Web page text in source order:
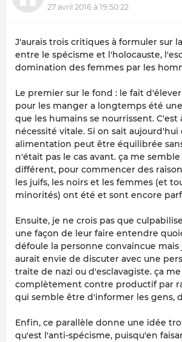
27 avril 2016 à 19:50:22
J'aurais trois critiques à formuler sur
entre le spécisme et l'holocauste,
domination des femmes par les
Le premier sur le fond : le fait
pour les manger a longtemps été
que les humains se nourrissent. C'est
nécessité vitale. Si on sait aujourd'hui
alimentation peut être équilibrée
n'était pas le cas avant. ça me
différent, pour commencer des
les juifs, les noirs et les femmes (et
minorités) ont été et sont encore
Ensuite, je ne crois pas que
une façon de leur faire entendre
défoule la personne convaincue mais
aurait envie de discuter avec une
traite de nazi ou d'esclavagiste. ça
complètement contre productif par
qui semble être d'informer les gens,
Enfin, ce parallèle donne une idée
qu'est l'anti-spécisme, puisqu'en